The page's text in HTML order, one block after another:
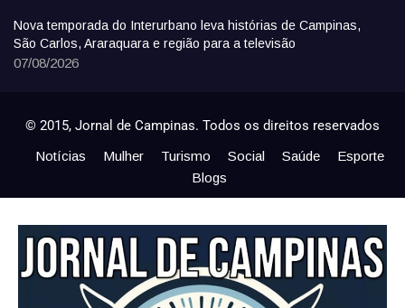
Nova temporada do Interurbano leva histórias de Campinas,
São Carlos, Araraquara e região para a televisão
07/08/2026
© 2015, Jornal de Campinas. Todos os direitos reservados
Notícias Mulher Turismo Social Saúde
Esporte
Blogs